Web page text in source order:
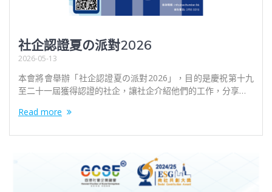
社企認證夏の派對2026
2026-05-13
本會將會舉辦「社企認證夏の派對2026」，目的是慶祝第十九
至二十一屆獲得認證的社企，讓社企介紹他們的工作，分享…
Read more